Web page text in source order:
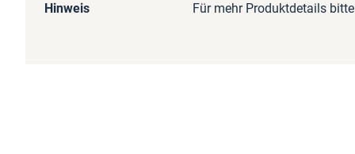
Hinweis
Für mehr Produktdetails